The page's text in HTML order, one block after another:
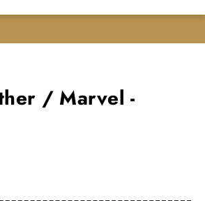
/ Marvel -